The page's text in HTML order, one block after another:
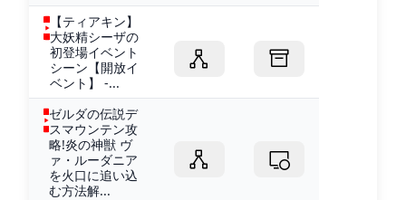
【ティアキン】
大妖精シーザの
初登場イベント
シーン【開放イ
ベント】 -...
ゼルダの伝説デ
スマウンテン攻
略!炎の神獣 ヴ
ァ・ルーダニア
を火口に追い込
む方法解...